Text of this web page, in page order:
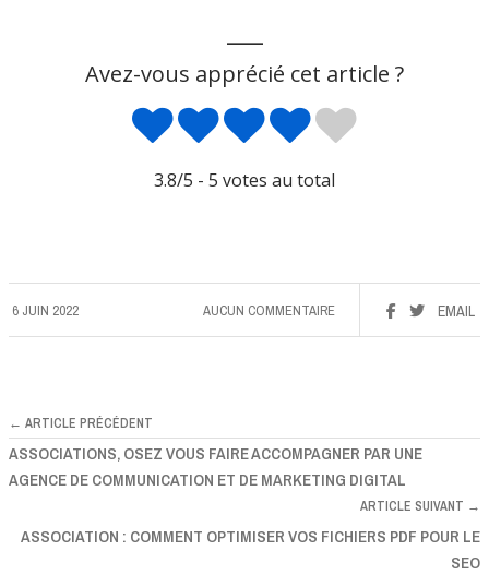
Avez-vous apprécié cet article ?
3.8/5 - 5 votes au total
6 JUIN 2022 EMAIL
AUCUN COMMENTAIRE
← ARTICLE PRÉCÉDENT
ASSOCIATIONS, OSEZ VOUS FAIRE ACCOMPAGNER PAR UNE
AGENCE DE COMMUNICATION ET DE MARKETING DIGITAL
ARTICLE SUIVANT →
ASSOCIATION : COMMENT OPTIMISER VOS FICHIERS PDF POUR LE
SEO